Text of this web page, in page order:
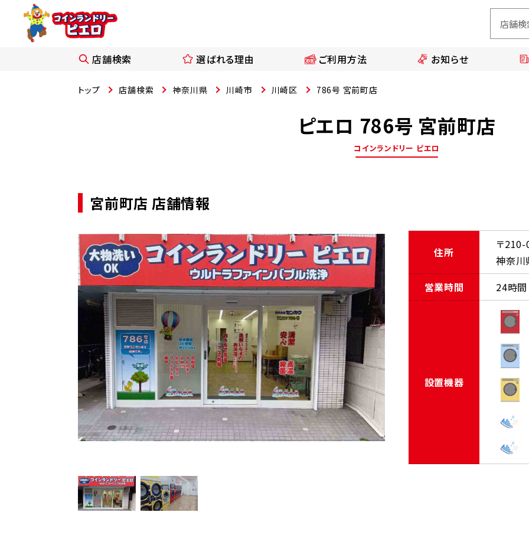
店舗検索 選ばれる理由 ご利用方法 お知らせ
トップ 店舗検索 神奈川県 川崎市 川崎区 786号 宮前町店
ピエロ 786号 宮前町店
コインランドリー ピエロ
宮前町店 店舗情報
住所
〒
神奈川
営業時間
24時間
設置機器